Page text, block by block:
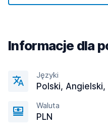
Informacje dla
Języki
Polski,
Waluta
PLN